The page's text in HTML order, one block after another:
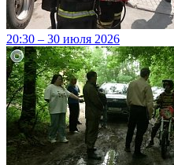
20:30 – 30 июля 2026